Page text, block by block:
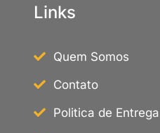
Links
Quem Somos
Contato
Politica de Entrega